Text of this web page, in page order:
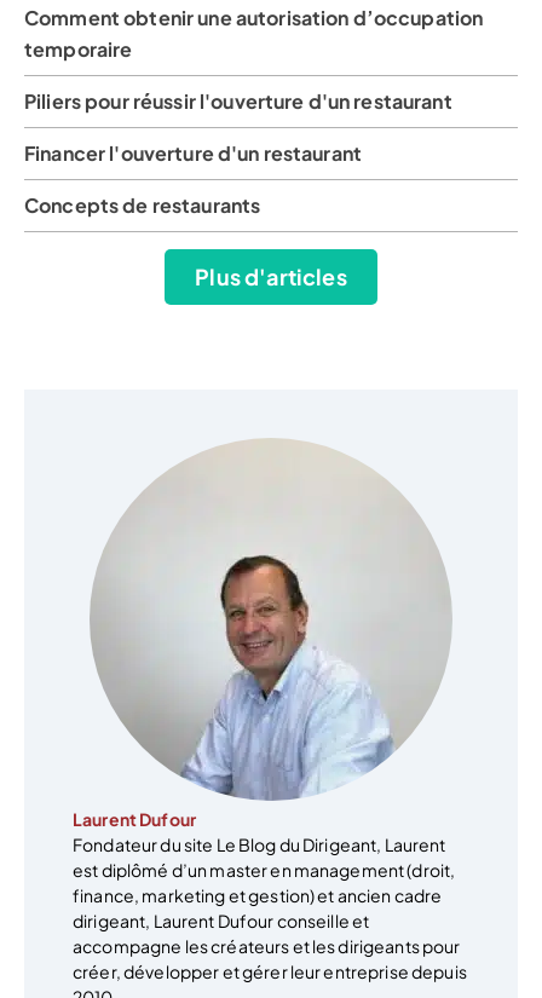
Comment obtenir une autorisation d’occupation
temporaire
Piliers pour réussir l'ouverture d'un restaurant
Financer l'ouverture d'un restaurant
Concepts de restaurants
Plus d'articles
Laurent Dufour
Fondateur du site Le Blog du Dirigeant, Laurent
est diplômé d’un master en management (droit,
finance, marketing et gestion) et ancien cadre
dirigeant, Laurent Dufour conseille et
accompagne les créateurs et les dirigeants pour
créer, développer et gérer leur entreprise depuis